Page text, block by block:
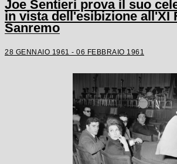
Joe Sentieri prova il suo
in vista dell'esibizione all'XI
Sanremo
28 GENNAIO 1961 - 06 FEBBRAIO 1961